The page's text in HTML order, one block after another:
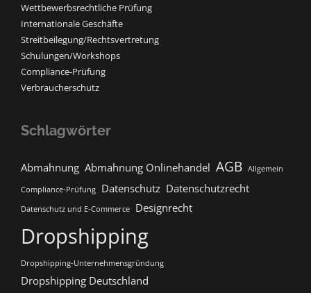
Wettbewerbsrechtliche Prüfung
Internationale Geschäfte
Streitbeilegung/Rechtsvertretung
Schulungen/Workshops
Compliance-Prüfung
Verbraucherschutz
Schlagwörter
Abmahnung Abmahnung Onlinehandel AGB Allgemein
Compliance-Prüfung Datenschutz Datenschutzrecht
Datenschutz und E-Commerce Designrecht
Dropshipping
Dropshipping-Unternehmensgründung
Dropshipping Deutschland